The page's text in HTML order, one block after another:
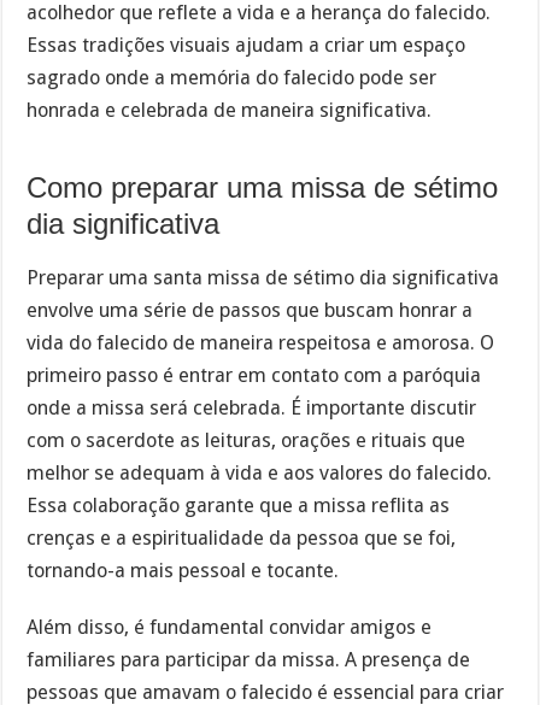
acolhedor que reflete a vida e a herança do falecido.
Essas tradições visuais ajudam a criar um espaço
sagrado onde a memória do falecido pode ser
honrada e celebrada de maneira significativa.
Como preparar uma missa de sétimo
dia significativa
Preparar uma santa missa de sétimo dia significativa
envolve uma série de passos que buscam honrar a
vida do falecido de maneira respeitosa e amorosa. O
primeiro passo é entrar em contato com a paróquia
onde a missa será celebrada. É importante discutir
com o sacerdote as leituras, orações e rituais que
melhor se adequam à vida e aos valores do falecido.
Essa colaboração garante que a missa reflita as
crenças e a espiritualidade da pessoa que se foi,
tornando-a mais pessoal e tocante.
Além disso, é fundamental convidar amigos e
familiares para participar da missa. A presença de
pessoas que amavam o falecido é essencial para criar